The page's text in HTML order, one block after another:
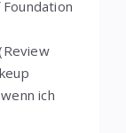
ich